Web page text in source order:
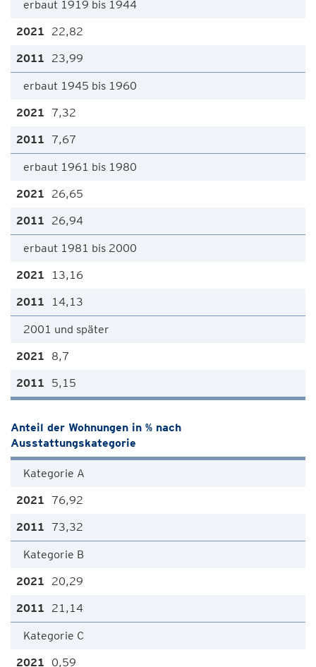
erbaut 1919 bis 1944
22,82
23,99
erbaut 1945 bis 1960
7,32
7,67
erbaut 1961 bis 1980
26,65
26,94
erbaut 1981 bis 2000
13,16
14,13
2001 und später
8,7
5,15
Anteil der Wohnungen in % nach
Ausstattungskategorie
Kategorie A
76,92
73,32
Kategorie B
20,29
21,14
Kategorie C
0,59